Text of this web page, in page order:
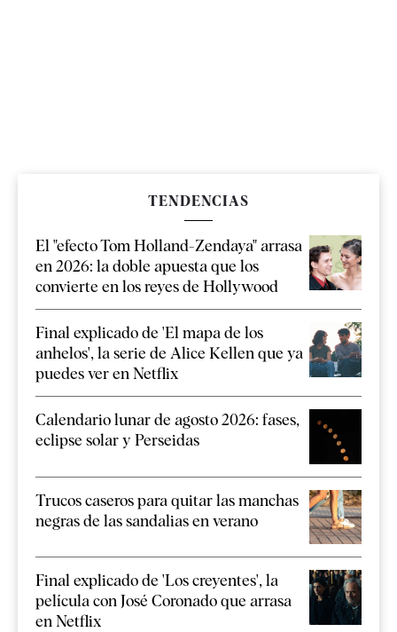
TENDENCIAS
El "efecto Tom Holland-Zendaya" arrasa
en 2026: la doble apuesta que los
convierte en los reyes de Hollywood
Final explicado de 'El mapa de los
anhelos', la serie de Alice Kellen que ya
puedes ver en Netflix
Calendario lunar de agosto 2026: fases,
eclipse solar y Perseidas
Trucos caseros para quitar las manchas
negras de las sandalias en verano
Final explicado de 'Los creyentes', la
película con José Coronado que arrasa
en Netflix